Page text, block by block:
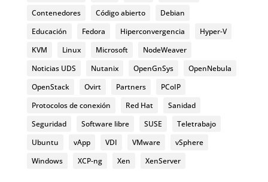
Contenedores
Código abierto
Debian
Educación
Fedora Hiperconvergencia
Hyper-V
KVM
Linux Microsoft
NodeWeaver
Noticias UDS
Nutanix OpenGnSys
OpenNebula
OpenStack
Ovirt Partners
PCoIP
Protocolos de conexión
Red Hat
Sanidad
Seguridad
Software libre SUSE
Teletrabajo
Ubuntu
vApp VDI VMware
vSphere
Windows
XCP-ng Xen XenServer